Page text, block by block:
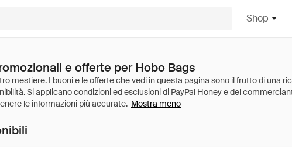
Shop
e offerte per Hobo Bags
Mostra meno